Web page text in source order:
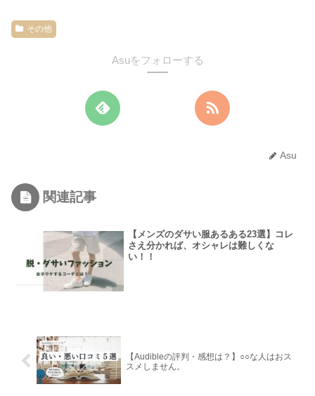
その他
Asuをフォローする
Asu
関連記事
【メンズのダサい服あるある23選】コレ
さえ分かれば、オシャレは難しくな
い！！
【Audibleの評判・感想は？】○○な人はおス
スメしません。